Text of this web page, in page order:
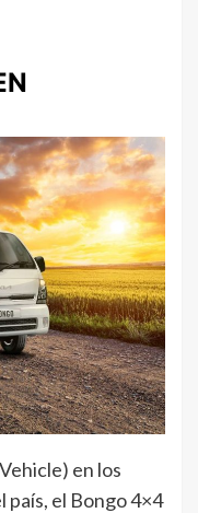
en los
el Bongo 4×4